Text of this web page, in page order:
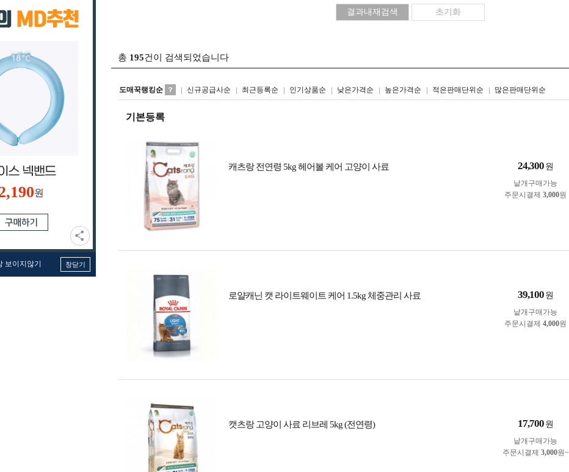
원
보이지않기 창닫기
총 195건이 검색되었습니다
도매꾹랭킹순 신규공급사순 최근등록순 인기상품순 낮은가격순 높은가격순 적은판매단위순 많은판매단위순
리스트형갤러리형
기본등록
캐츠랑 전연령 5kg 헤어볼 케어 고양이 사료 24,300 원
낱개구매가능
주문시결제 3,000원
로얄캐닌 캣 라이트웨이트 케어 1.5kg 체중관리 사료 39,100 원
낱개구매가능
주문시결제 4,000원
캣츠랑 고양이 사료 리브레 5kg (전연령) 17,700 원
낱개구매가능
주문시결제 3,000원~